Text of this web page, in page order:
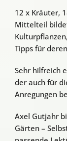
12 x Kräuter,
Mittelteil
Tipps für
Sehr hilfreich
der auch für
Anregungen
Axel Gutjahr
Gärten –